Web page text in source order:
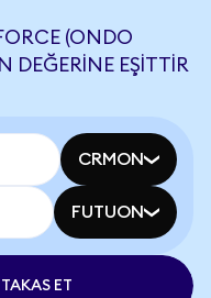
(ONDO
DEĞERINE EŞITTIR
CRMON
FUTUON
ET